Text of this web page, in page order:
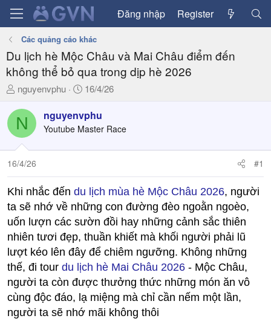
Đăng nhập Register
Các quảng cáo khác
Du lịch hè Mộc Châu và Mai Châu điểm đến
không thể bỏ qua trong dịp hè 2026
T
r
e
a
d
s
t
a
t
e
r
nguyenvphu
N
à
y
ử
16/4/26
N nguyenvphu
Youtube Master Race
16/4/26 #1
Khi nhắc đến du lịch mùa hè Mộc Châu 2026, người
ta sẽ nhớ về những con đường đèo ngoằn ngoèo,
uốn lượn các sườn đồi hay những cảnh sắc thiên
nhiên tươi đẹp, thuần khiết mà khối người phải lũ
lượt kéo lên đây để chiêm ngưỡng. Không những
thế, đi tour du lịch hè Mai Châu 2026 - Mộc Châu,
người ta còn được thưởng thức những món ăn vô
cùng độc đáo, lạ miệng mà chỉ cần nếm một lần,
người ta sẽ nhớ mãi không thôi